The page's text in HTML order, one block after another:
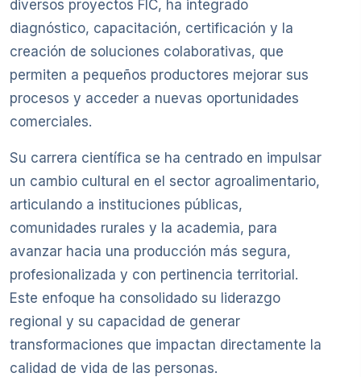
diversos proyectos FIC, ha integrado
diagnóstico, capacitación, certificación y la
creación de soluciones colaborativas, que
permiten a pequeños productores mejorar sus
procesos y acceder a nuevas oportunidades
comerciales.
Su carrera científica se ha centrado en impulsar
un cambio cultural en el sector agroalimentario,
articulando a instituciones públicas,
comunidades rurales y la academia, para
avanzar hacia una producción más segura,
profesionalizada y con pertinencia territorial.
Este enfoque ha consolidado su liderazgo
regional y su capacidad de generar
transformaciones que impactan directamente la
calidad de vida de las personas.